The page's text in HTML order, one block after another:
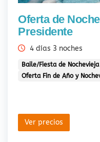
Oferta de
Presidente
4 días 3 noches
Baile/Fiesta de Nochevieja
Oferta Fin de Año y
Ver precios